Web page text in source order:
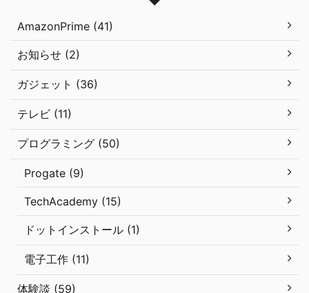
AmazonPrime (41)
お知らせ (2)
ガジェット (36)
テレビ (11)
プログラミング (50)
Progate (9)
TechAcademy (15)
ドットインストール (1)
電子工作 (11)
体験談 (59)